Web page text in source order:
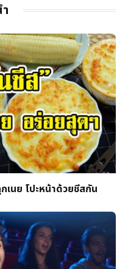
เนย โปะหน้าด้วยชีสกัน